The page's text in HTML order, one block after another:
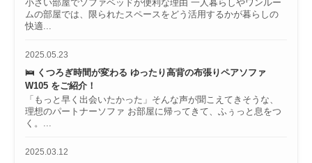
小さい部屋でソファベッドが便利な理由 一人暮らしやワンルー
ムの部屋では、限られたスペースをどう活用するかが暮らしの
快適...
2025.05.23
🛌 くつろぎ時間が変わる ゆったり高背の布張りペアソファ
W105 をご紹介！
「もっと早く出会いたかった」そんな声が聞こえてきそうな、
理想のパートナーソファ お部屋に帰ってきて、ふぅっと息をつ
く。...
2025.03.12